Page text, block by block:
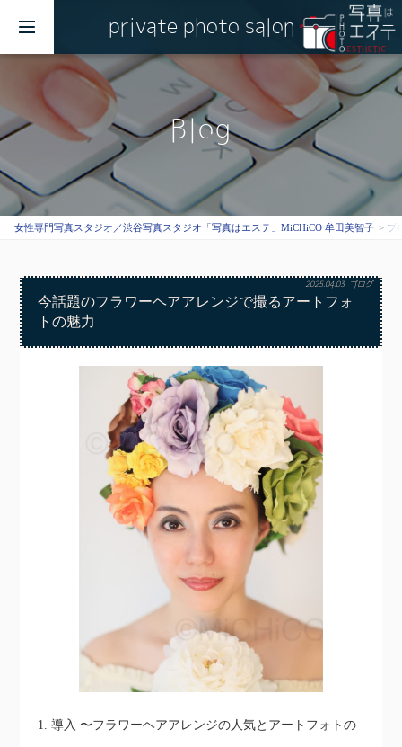
private photo salon
Blog
女性専門写真スタジオ／渋谷写真スタジオ「写真はエステ」MiCHiCO 牟田美智子 ブ
2025.04.03 ブログ
今話題のフラワーヘアアレンジで撮るアートフォ
トの魅力
1. 導入 〜フラワーヘアアレンジの人気とアートフォトの